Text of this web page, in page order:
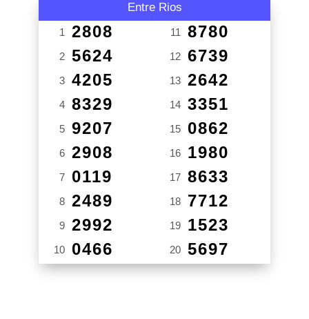
Entre Rios
1 2808
2 5624
3 4205
4 8329
5 9207
6 2908
7 0119
8 2489
9 2992
10 0466
11 8780
12 6739
13 2642
14 3351
15 0862
16 1980
17 8633
18 7712
19 1523
20 5697